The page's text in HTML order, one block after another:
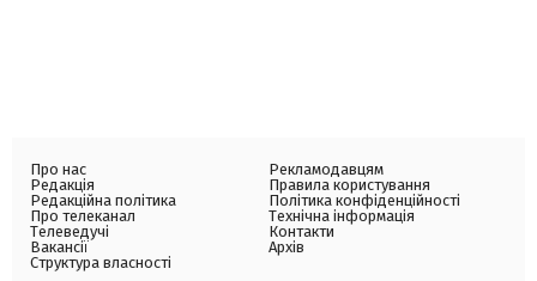
Про нас
Редакція
Редакційна політика
Про телеканал
Телеведучі
Вакансії
Структура власності
Рекламодавцям
Правила користування
Політика конфіденційності
Технічна інформація
Контакти
Архів